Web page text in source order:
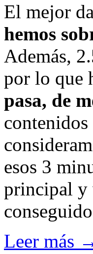
El mejor
hemos
Además,
por lo que
pasa, de
esos 3
principal y
Leer más